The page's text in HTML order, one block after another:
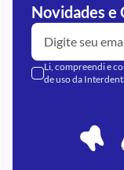
Novidades e
Li, compreendi e
de usoda